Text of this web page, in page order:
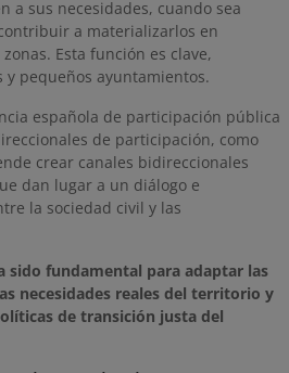
a sus necesidades, cuando sea
a materializarlos en
Esta función es clave,
y pequeños ayuntamientos.
española de participación pública
de participación, como
crear canales bidireccionales
dan lugar a un diálogo e
la sociedad civil y las
sido fundamental para adaptar las
necesidades reales del territorio y
de transición justa del